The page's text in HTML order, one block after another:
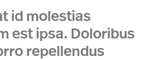
id molestias
est ipsa. Doloribus
repellendus